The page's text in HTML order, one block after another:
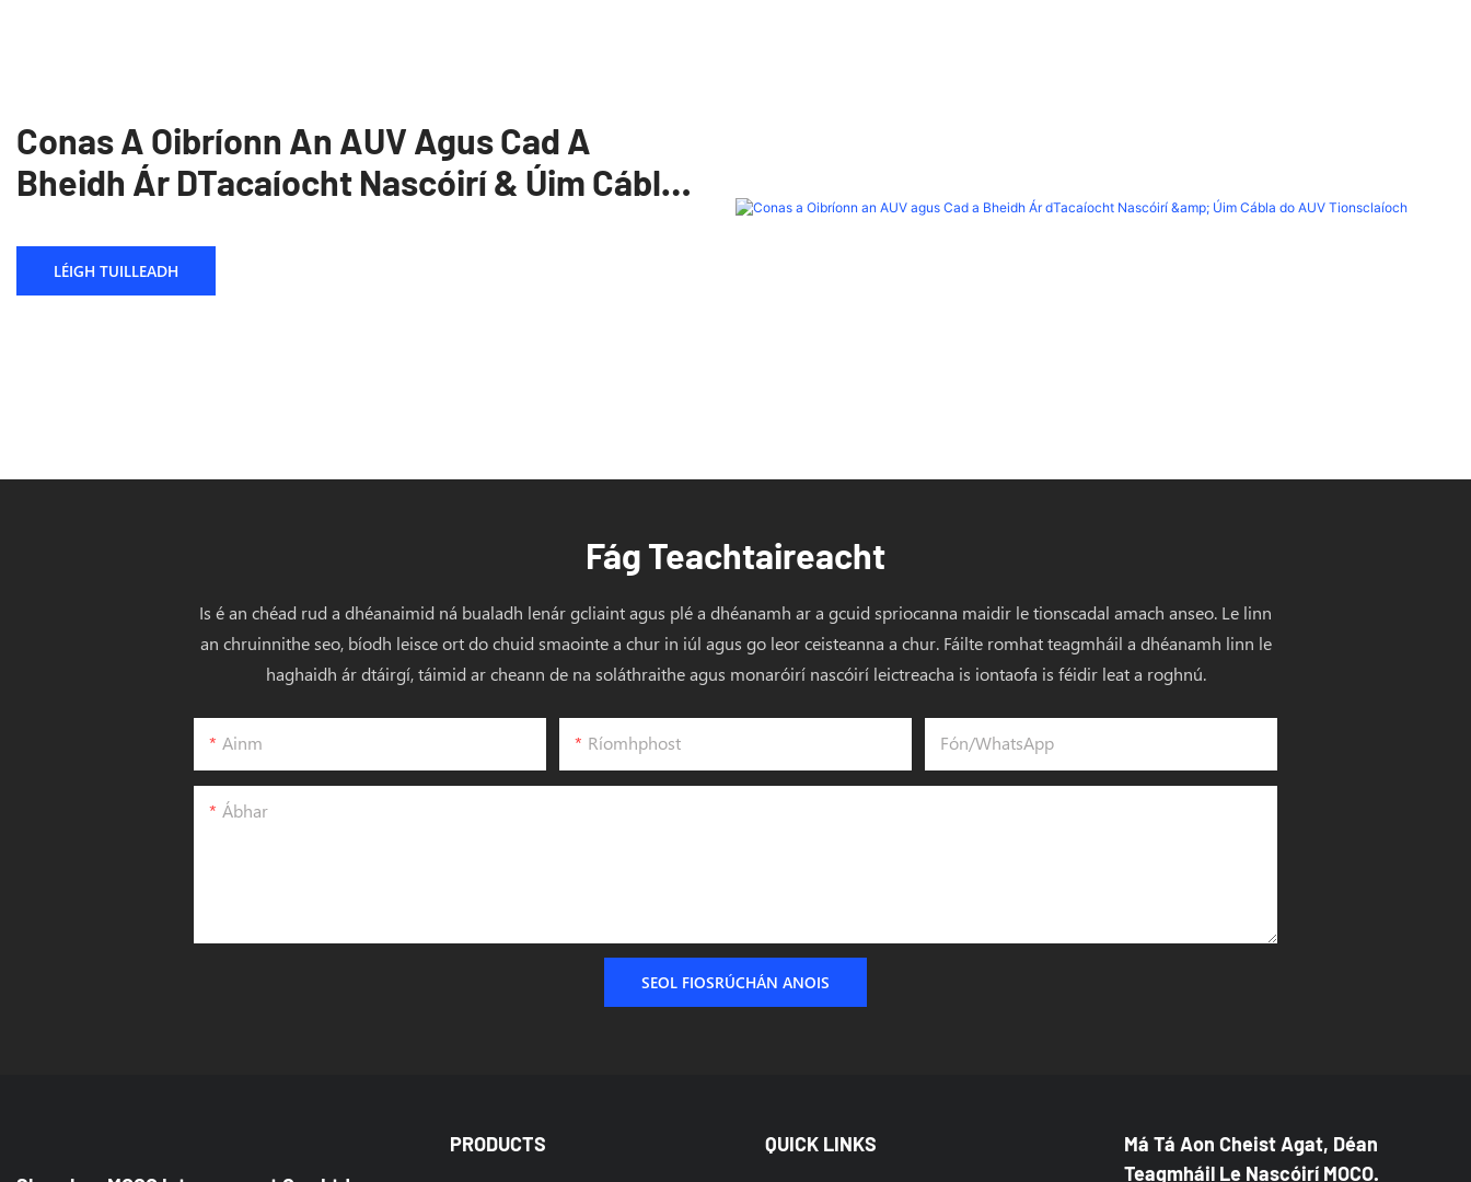
Conas A Oibríonn An AUV Agus Cad A
Bheidh Ár DTacaíocht Nascóirí & Úim Cábla
LÉIGH TUILLEADH
Fág Teachtaireacht
Is é an chéad rud a dhéanaimid ná bualadh lenár gcliaint agus plé a dhéanamh ar a gcuid spriocanna maidir le tionscadal amach anseo. Le linn
an chruinnithe seo, bíodh leisce ort do chuid smaointe a chur in iúl agus go leor ceisteanna a chur. Fáilte romhat teagmháil a dhéanamh linn le
haghaidh ár dtáirgí, táimid ar cheann de na soláthraithe agus monaróirí nascóirí leictreacha is iontaofa is féidir leat a roghnú.
Ainm Ríomhphost Fón/whatsApp
Ábhar
SEOL FIOSRÚCHÁN ANOIS
PRODUCTS QUICK LINKS
Má Tá Aon Cheist Agat, Déan
Teagmháil Le Nascóirí MOCO.